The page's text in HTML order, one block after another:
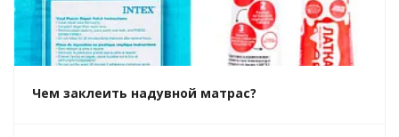
Чем заклеить надувной матрас?